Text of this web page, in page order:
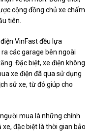
cộng đồng chủ xe chấm
tiên.
VinFast đều lựa
cácgarage bên ngoài
Đặc biệt, xe điện không
xe điện đã qua sử dụng
sử xe, từ đó giúp cho
mua là những chính
đặc biệt là thời gian bảo